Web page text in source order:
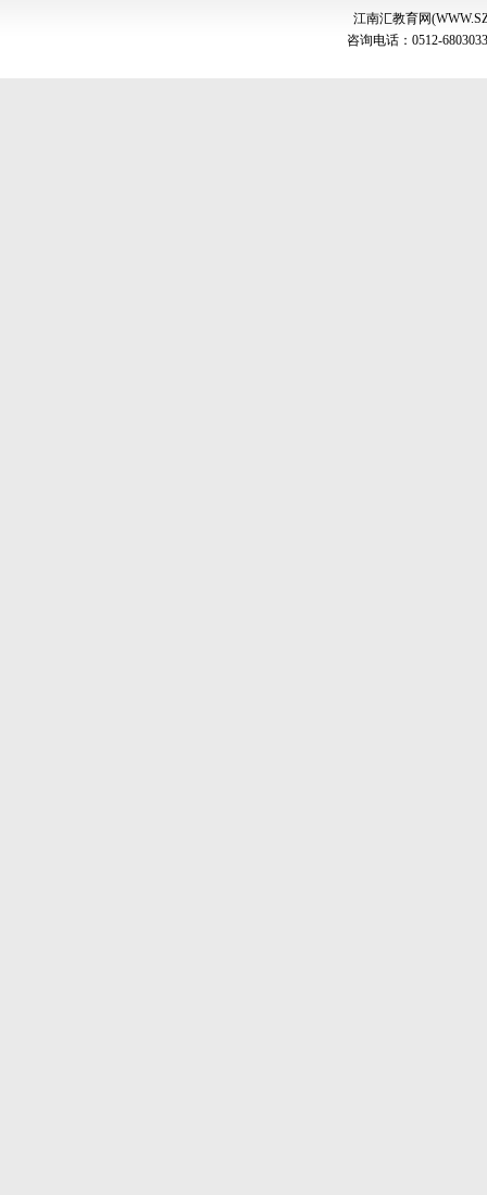
江南汇教育网
咨询电话：0512-